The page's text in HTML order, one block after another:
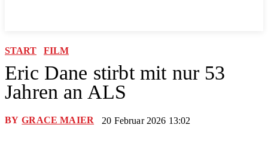
START FILM
Eric Dane stirbt mit nur 53
Jahren an ALS
BY GRACE MAIER 20 Februar 2026 13:02